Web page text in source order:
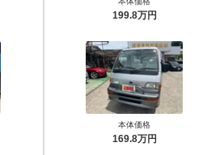
199.8万円
本体価格
169.8万円